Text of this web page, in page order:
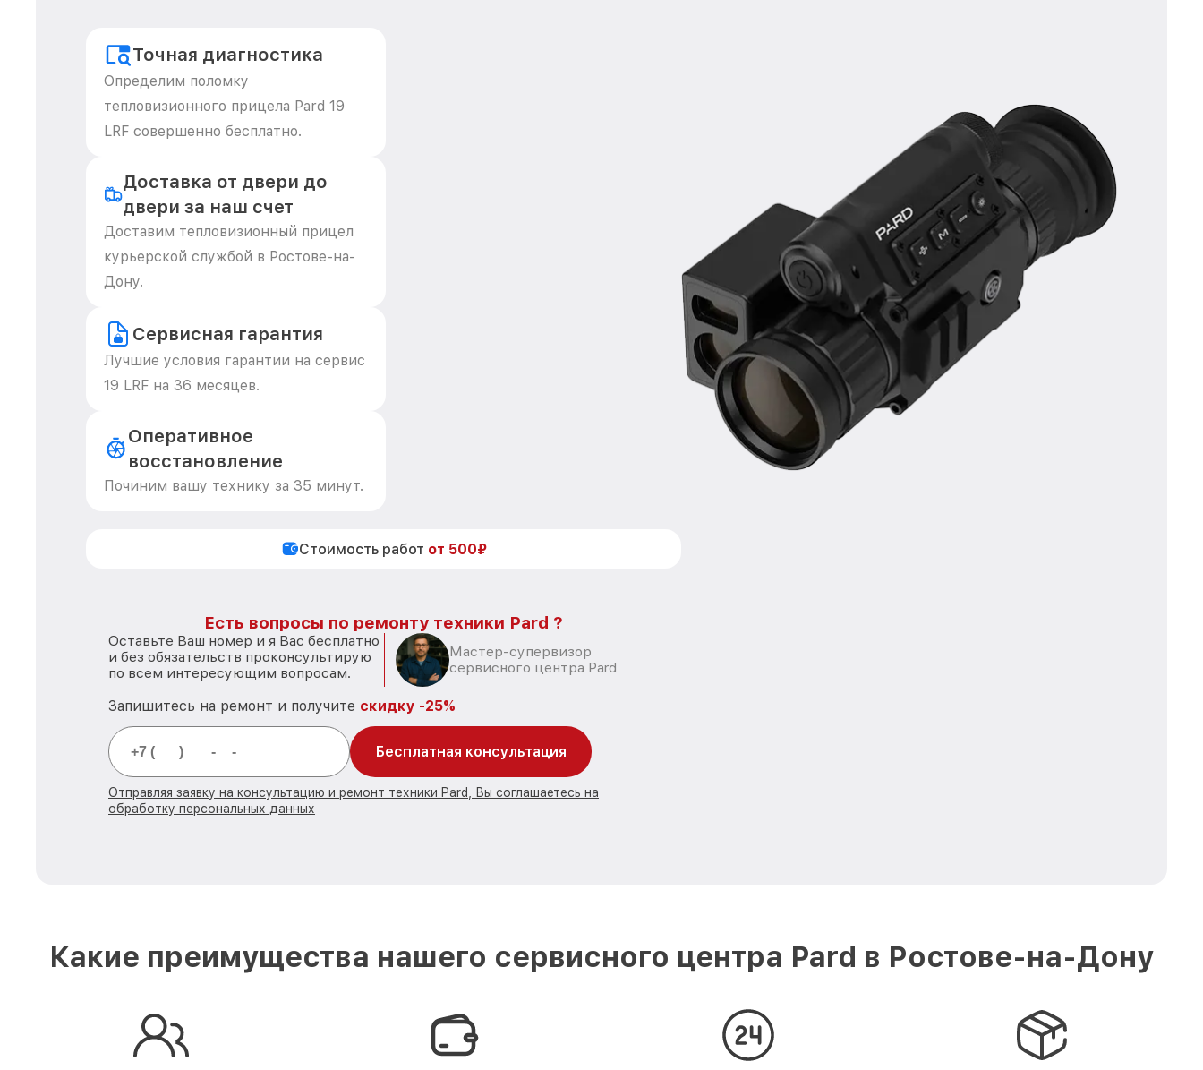
Точная диагностика
Определим поломку
тепловизионного прицела Pard 19
LRF совершенно бесплатно.
Доставка от двери до
двери за наш счет
Доставим тепловизионный прицел
курьерской службой в Ростове-на-
Дону.
Сервисная гарантия
Лучшие условия гарантии на сервис
19 LRF на 36 месяцев.
Оперативное
восстановление
Починим вашу технику за 35 минут.
Стоимость работ от 500₽
Есть вопросы по ремонту техники Pard ?
Оставьте Ваш номер и я Вас бесплатно
и без обязательств проконсультирую
по всем интересующим вопросам.
Мастер-супервизор
сервисного центра Pard
Запишитесь на ремонт и получите скидку -25%
Бесплатная консультация
Отправляя заявку на консультацию и ремонт техники Pard, Вы соглашаетесь на
обработку персональных данных
Какие преимущества нашего сервисного центра Pard в Ростове-на-Дону